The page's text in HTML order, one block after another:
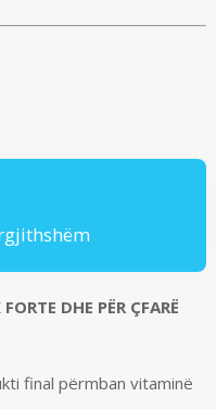
DHE PËR ÇFARË
final përmban vitaminë